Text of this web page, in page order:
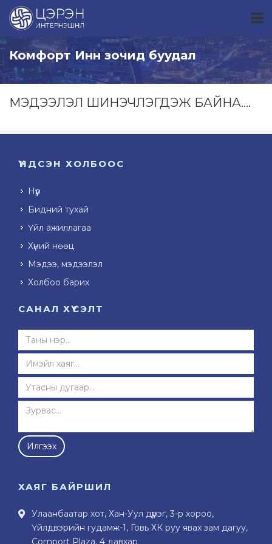
Комфорт Инн зочид буудал
МЭДЭЭЛЭЛ ШИНЭЧЛЭГДЭЖ БАЙНА....
ҮНДСЭН ХОЛБООС
Нүүр
Бидний тухай
Үйл ажиллагаа
Хүний нөөц
Мэдээ, мэдээлэл
Холбоо барих
САНАЛ ХҮСЭЛТ
Илгээх
ХАЯГ БАЙРШИЛ
Улаанбаатар хот, Хан-Уул дүүрэг, 3-р хороо,
Үйлдвэрийн гудамж-1, Говь ХК руу явах зам дагуу,
Comport Plaza, 4 давхар